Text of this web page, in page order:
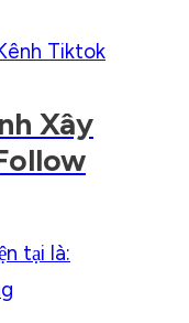
Xây
tại là: